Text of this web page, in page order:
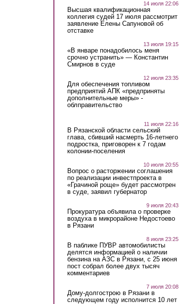
14 июля 22:06
Высшая квалификационная
коллегия судей 17 июля рассмотрит
заявление Елены Сапуновой об
отставке
13 июля 19:15
«В январе понадобилось меня
срочно устранить» — Константин
Смирнов в суде
12 июля 23:35
Для обеспечения топливом
предприятий АПК «предприняты
дополнительные меры» -
облправительство
11 июля 22:16
В Рязанской области сельский
глава, сбивший насмерть 16-летнего
подростка, приговорен к 7 годам
колонии-поселения
10 июля 20:55
Вопрос о расторжении соглашения
по реализации инвестпроекта в
«Грачиной роще» будет рассмотрен
в суде, заявил губернатор
9 июля 20:43
Прокуратура объявила о проверке
воздуха в микрорайоне Недостоево
в Рязани
8 июля 23:25
В паблике ПУВР автомобилисты
делятся информацией о наличии
бензина на АЗС в Рязани, с 25 июня
пост собрал более двух тысяч
комментариев
7 июля 20:08
Дому-долгострою в Рязани в
следующем году исполнится 10 лет